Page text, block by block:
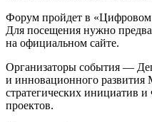
Форум пройдет в «Цифровом
Для посещения нужно
на официальном сайте.
Организаторы события —
и инновационного развития
стратегических инициатив
проектов.